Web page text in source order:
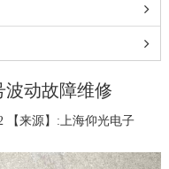
动故障维修
【来源】:上海仰光电子